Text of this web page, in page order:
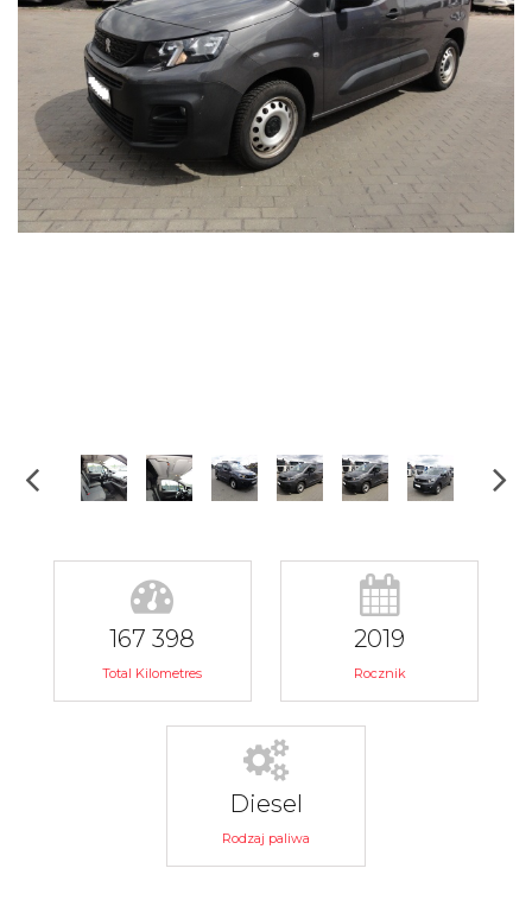
167 398
Total Kilometres
2019
Rocznik
Diesel
Rodzaj paliwa